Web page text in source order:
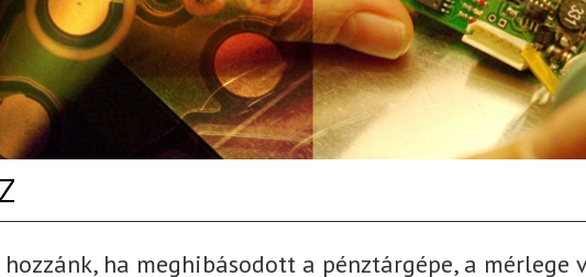
ha meghibásodott a pénztárgépe, a mérlege